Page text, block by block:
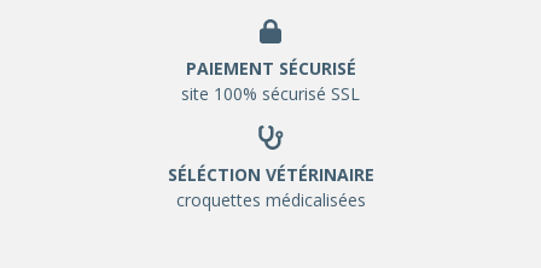
PAIEMENT SÉCURISÉ
site 100% sécurisé SSL
SÉLÉCTION VÉTÉRINAIRE
croquettes médicalisées